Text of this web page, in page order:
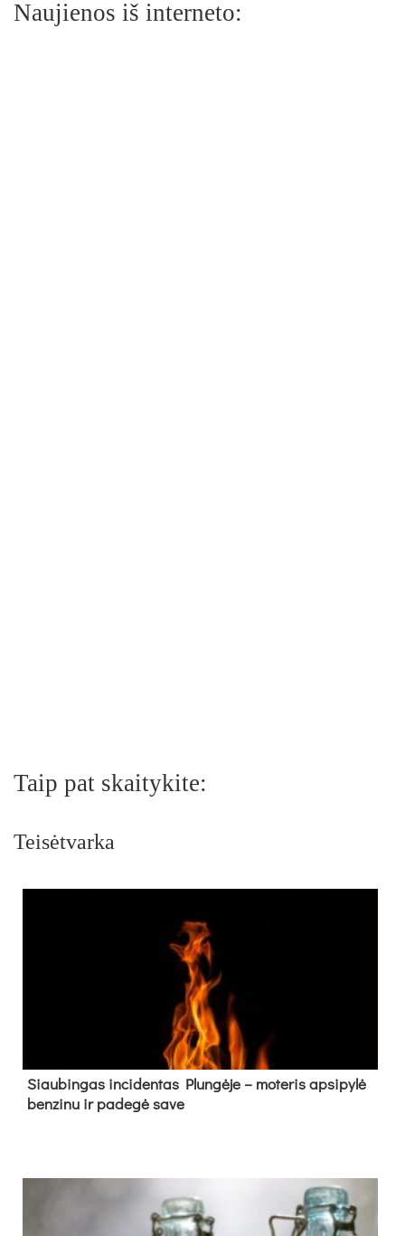
Naujienos iš interneto:
Taip pat skaitykite:
Teisėtvarka
Siau­bin­gas in­ci­den­tas Plun­gė­je – mo­te­ris ap­si­py­lė
ben­zi­nu ir pa­de­gė sa­ve